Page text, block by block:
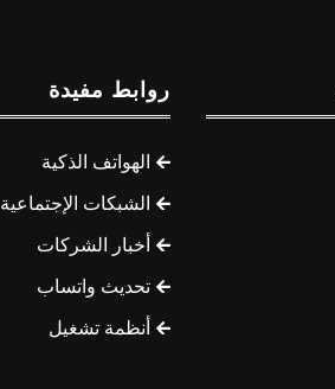
روابط مفيدة
الهواتف الذكية
الشبكات الإجتماعية
أخبار الشركات
تحديث واتساب
أنظمة تشغيل